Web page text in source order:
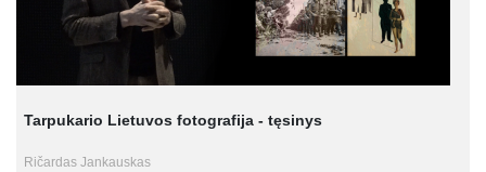
Tarpukario Lietuvos fotografija - tęsinys
Ričardas Jankauskas